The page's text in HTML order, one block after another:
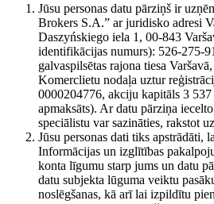
Jūsu personas datu pārziņš ir
Brokers S.A.” ar juridisko adresi
Daszyńskiego iela 1, 00-843
identifikācijas numurs): 526-275-
galvaspilsētas rajona tiesa
Komerclietu nodaļa uztur
0000204776, akciju kapitāls 3
apmaksāts). Ar datu pārziņa
speciālistu var sazināties, rakstot
Jūsu personas dati tiks apstrādāti,
Informācijas un izglītības
konta līgumu starp jums un datu
datu subjekta lūguma veiktu
noslēgšanas, kā arī lai izpildītu